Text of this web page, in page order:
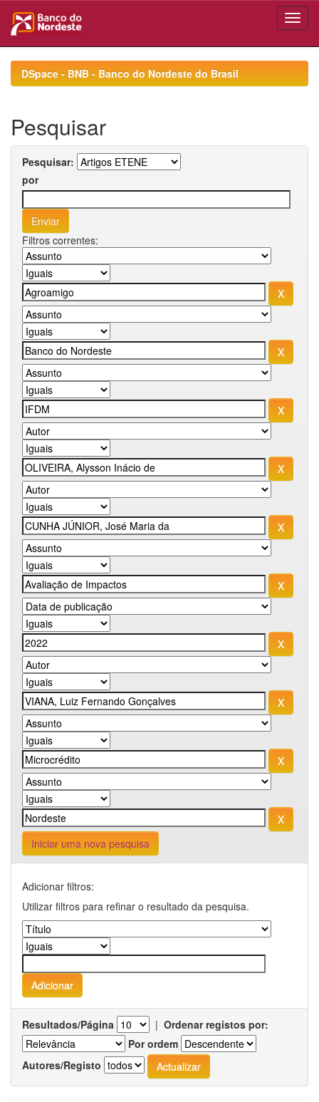
navigationDSpace - BNB - Banco do Nordeste do Brasil
Pesquisar
Pesquisar:
por
Filtros correntes:
Iniciar uma nova pesquisa
Adicionar filtros:
Utilizar filtros para refinar o resultado da pesquisa.
Resultados/Página | Ordenar registos por:
Por ordem
Autores/Registo